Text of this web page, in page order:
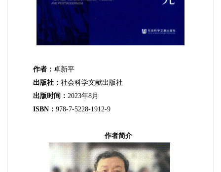
作者： 卓新平
出版社： 社会科学文献出版社
出版时间： 2023年8月
ISBN： 978-7-5228-1912-9
作者简介